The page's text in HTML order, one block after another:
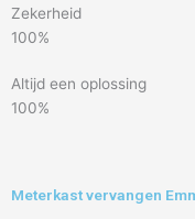
Zekerheid
100%
Altijd een oplossing
100%
Meterkast vervangen